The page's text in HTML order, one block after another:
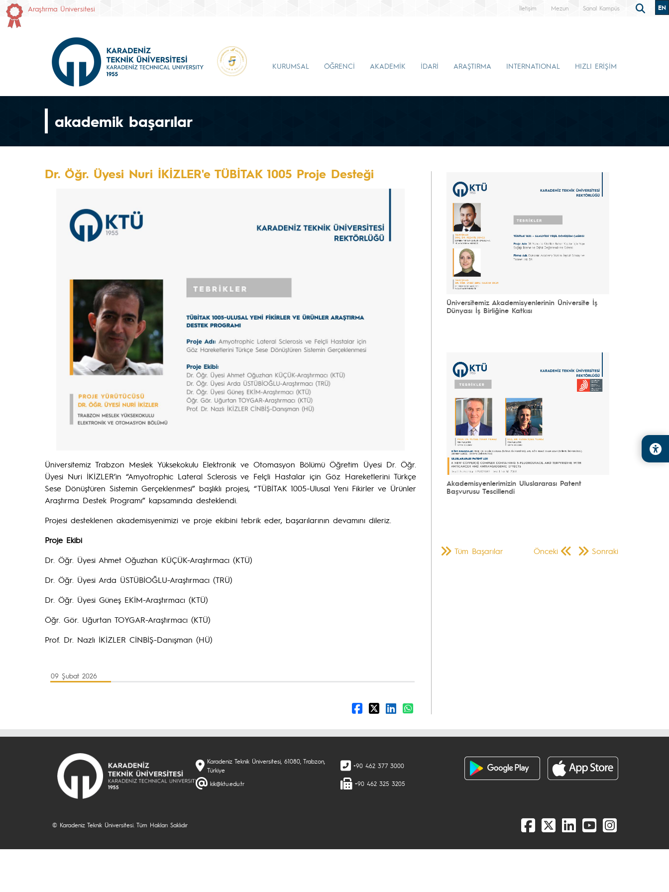
Araştırma Üniversitesi İletişim Mezun Sanal Kampüs EN
KURUMSAL ÖĞRENCİ AKADEMİK İDARİ ARAŞTIRMA INTERNATIONAL HIZLI ERİŞİM
akademik başarılar
Dr. Öğr. Üyesi Nuri İKİZLER'e TÜBİTAK 1005 Proje Desteği
Üniversitemiz Trabzon Meslek Yüksekokulu Elektronik ve Otomasyon Bölümü Öğretim Üyesi Dr. Öğr.
Üyesi Nuri İKİZLER’in “Amyotrophic Lateral Sclerosis ve Felçli Hastalar için Göz Hareketlerini Türkçe
Sese Dönüştüren Sistemin Gerçeklenmesi” başlıklı projesi, “TÜBİTAK 1005-Ulusal Yeni Fikirler ve Ürünler
Araştırma Destek Programı” kapsamında desteklendi.
Projesi desteklenen akademisyenimizi ve proje ekibini tebrik eder, başarılarının devamını dileriz.
Proje Ekibi
Dr. Öğr. Üyesi Ahmet Oğuzhan KÜÇÜK-Araştırmacı (KTÜ)
Dr. Öğr. Üyesi Arda ÜSTÜBİOĞLU-Araştırmacı (TRÜ)
Dr. Öğr. Üyesi Güneş EKİM-Araştırmacı (KTÜ)
Öğr. Gör. Uğurtan TOYGAR-Araştırmacı (KTÜ)
Prof. Dr. Nazlı İKİZLER CİNBİŞ-Danışman (HÜ)
09 Şubat 2026
Üniversitemiz Akademisyenlerinin Üniversite İş
Dünyası İş Birliğine Katkısı
Akademisyenlerimizin Uluslararası Patent
Başvurusu Tescillendi
Önceki Sonraki
Tüm Başarılar
Karadeniz Teknik Üniversitesi, 61080, Trabzon,
Türkiye
kik@ktu.edu.tr
+90 462 377 3000
+90 462 325 3205
© Karadeniz Teknik Üniversitesi. Tüm Hakları Saklıdır